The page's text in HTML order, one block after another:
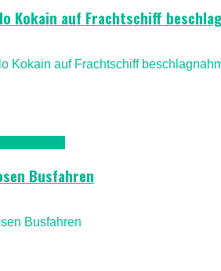
Kokain auf Frachtschiff
Busfahren